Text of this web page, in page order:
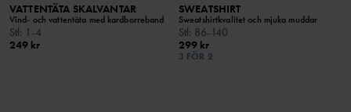
VATTENTÄTA SKALVANTAR
Vind- och vattentäta med kardborreband
Stl: 1-4
249 kr
SWEATSHIRT
Sweatshirtkvalitet och mjuka muddar
Stl: 86-140
299 kr
3 FÖR 2